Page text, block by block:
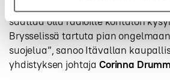
RADIOVÄELLÄ
on kuitenkin yksi
saattaa olla radioille kohtalon
Brysselissä tartuta pian
suojelua”, sanoo Itävallan
yhdistyksen johtaja Corinna Drumm